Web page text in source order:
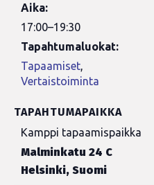
Aika:
17:00–19:30
Tapahtumaluokat:
Tapaamiset,
Vertaistoiminta
TAPAHTUMAPAIKKA
Kamppi tapaamispaikka
Malminkatu 24 C
Helsinki, Suomi